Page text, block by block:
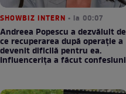
SHOWBIZ INTERN • la 00:07
Andreea Popescu a dezvăluit de
ce recuperarea după operație a
devenit dificilă pentru ea.
Influencerița a făcut confesiuni